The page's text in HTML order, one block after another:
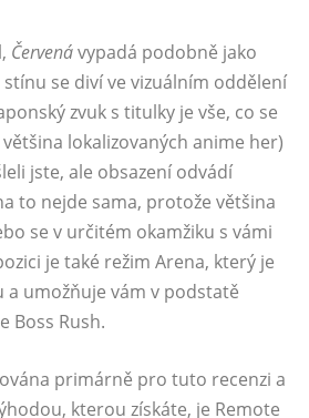
Červenávypadá podobně jako
se diví ve vizuálním oddělení
zvuk s titulky je vše, co se
lokalizovaných anime her)
jste, ale obsazení odvádí
to nejde sama, protože většina
se v určitém okamžiku s vámi
je také režim Arena, který je
umožňuje vám v podstatě
Boss Rush.
primárně pro tuto recenzi a
kterou získáte, je Remote